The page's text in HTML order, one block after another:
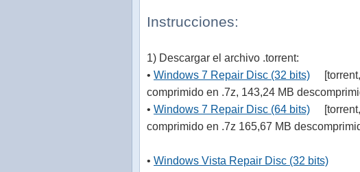
Instrucciones:
1) Descargar el archivo .torrent:
• Windows 7 Repair Disc (32 bits)
comprimido en .7z, 143,24 MB
• Windows 7 Repair Disc (64 bits)
comprimido en .7z 165,67 MB
• Windows Vista Repair Disc (32 bits)